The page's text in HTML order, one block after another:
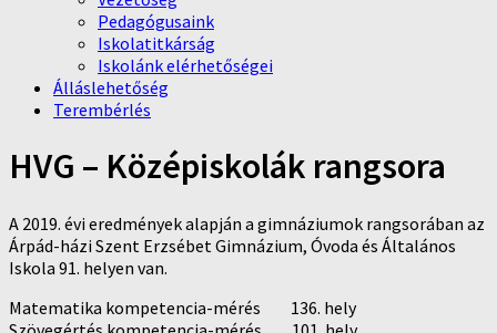
Pedagógusaink
Iskolatitkárság
Iskolánk elérhetőségei
Álláslehetőség
Terembérlés
HVG – Középiskolák rangsora
A 2019. évi eredmények alapján a gimnáziumok rangsorában az
Árpád-házi Szent Erzsébet Gimnázium, Óvoda és Általános
Iskola 91. helyen van.
Matematika kompetencia-mérés 136. hely